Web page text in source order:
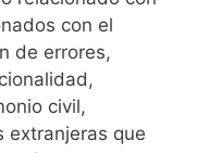
con el
de errores,
civil,
extranjeras que